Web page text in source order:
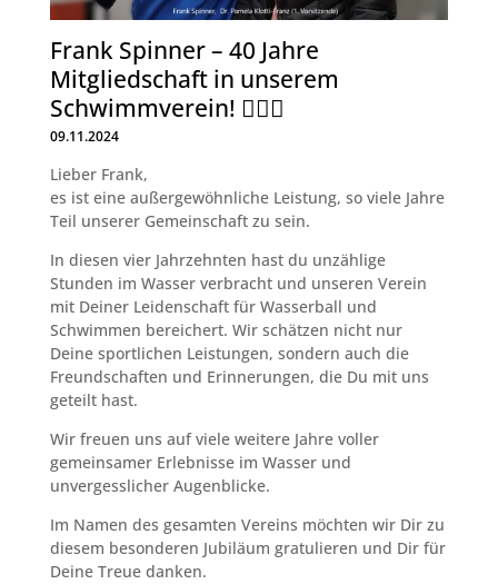
Frank Spinner – 40 Jahre
Mitgliedschaft in unserem
Schwimmverein! 🏊‍♂️🎉
09.11.2024
Lieber Frank,
es ist eine außergewöhnliche Leistung, so viele Jahre
Teil unserer Gemeinschaft zu sein.
In diesen vier Jahrzehnten hast du unzählige
Stunden im Wasser verbracht und unseren Verein
mit Deiner Leidenschaft für Wasserball und
Schwimmen bereichert. Wir schätzen nicht nur
Deine sportlichen Leistungen, sondern auch die
Freundschaften und Erinnerungen, die Du mit uns
geteilt hast.
Wir freuen uns auf viele weitere Jahre voller
gemeinsamer Erlebnisse im Wasser und
unvergesslicher Augenblicke.
Im Namen des gesamten Vereins möchten wir Dir zu
diesem besonderen Jubiläum gratulieren und Dir für
Deine Treue danken.